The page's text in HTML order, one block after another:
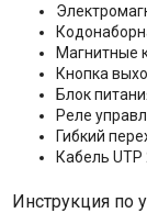
Магнитные
Кнопка
Блок
Реле
Гибкий
Кабель
Инструкция по